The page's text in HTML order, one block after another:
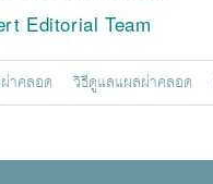
Editorial Team
าคลอด วิธีดูแลแผลผ่าคลอด